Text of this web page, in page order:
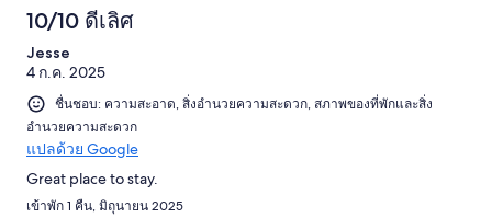
10/10 ดีเลิศ
Jesse
4 ก.ค. 2025
ชื่นชอบ: ความสะอาด, สิ่งอำนวยความสะดวก, สภาพของที่พักและสิ่ง
อำนวยความสะดวก
แปลด้วย Google
Great place to stay.
เข้าพัก 1 คืน, มิถุนายน 2025